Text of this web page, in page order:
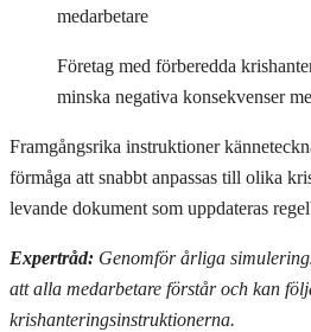
medarbetare
Företag med förberedda
minska negativa konsekvenser
Framgångsrika instruktioner
förmåga att snabbt anpassas till olika
levande dokument som uppdateras
Expertråd: Genomför årliga
att alla medarbetare förstår och kan
krishanteringsinstruktionerna.